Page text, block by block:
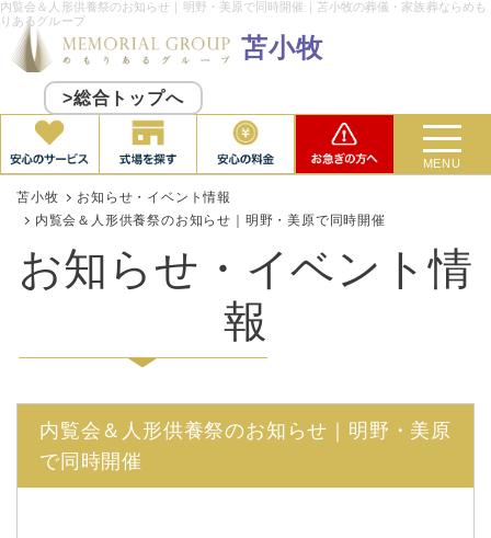
内覧会＆人形供養祭のお知らせ｜明野・美原で同時開催｜苫小牧の葬儀・家族葬ならめも
りあるグループ
苫小牧
>総合トップへ
MENU
苫小牧
お知らせ・イベント情報
内覧会＆人形供養祭のお知らせ｜明野・美原で同時開催
お知らせ・イベント情
報
内覧会＆人形供養祭のお知らせ｜明野・美原
で同時開催